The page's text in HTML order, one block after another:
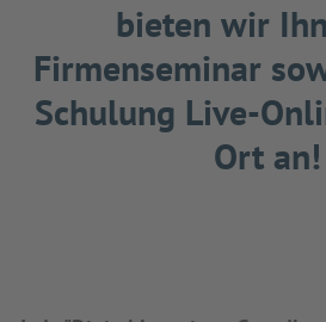
bieten wir
Firmenseminar
Schulung Live-
Ort an!